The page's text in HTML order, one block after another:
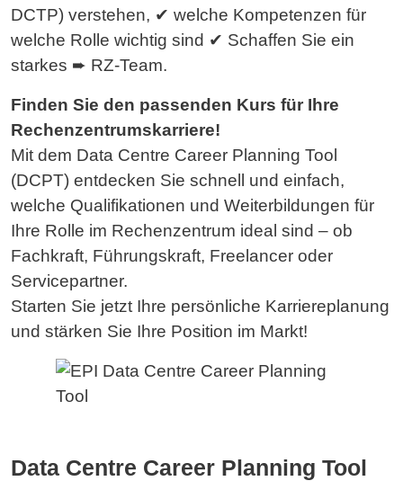
DCTP) verstehen, ✔ welche Kompetenzen für
welche Rolle wichtig sind ✔ Schaffen Sie ein
starkes ➨ RZ-Team.
Finden Sie den passenden Kurs für Ihre
Rechenzentrumskarriere!
Mit dem Data Centre Career Planning Tool
(DCPT) entdecken Sie schnell und einfach,
welche Qualifikationen und Weiterbildungen für
Ihre Rolle im Rechenzentrum ideal sind – ob
Fachkraft, Führungskraft, Freelancer oder
Servicepartner.
Starten Sie jetzt Ihre persönliche Karriereplanung
und stärken Sie Ihre Position im Markt!
Data Centre Career Planning Tool